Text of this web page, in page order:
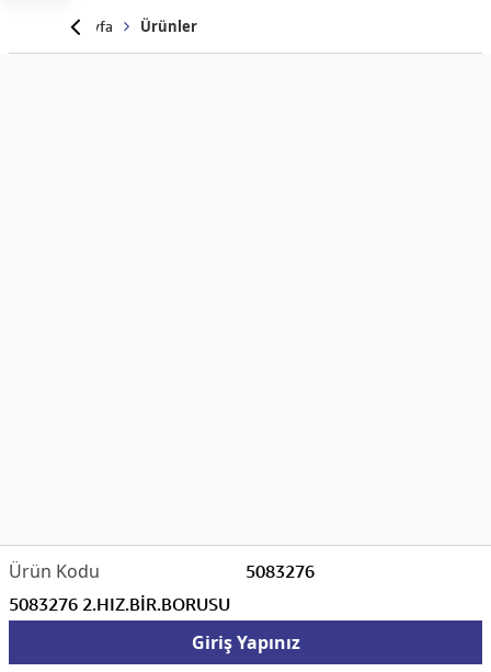
Anasayfa Ürünler
5083276
5083276 2.HIZ.BİR.BORUSU
Giriş Yapınız